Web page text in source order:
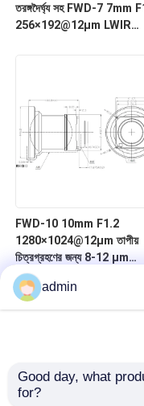
তরঙ্গদৈর্ঘ্য সহ FWD-7 7mm
256×192@12μm LWIR
FWD-10 10mm F1.2
1280×1024@12μm তাপীয়
চিত্রগ্রহণের জন্য 8-12 μm
তরঙ্গদৈর্ঘ্যের সাথে LWIR
লেন্স
admin
Good day, what
for?